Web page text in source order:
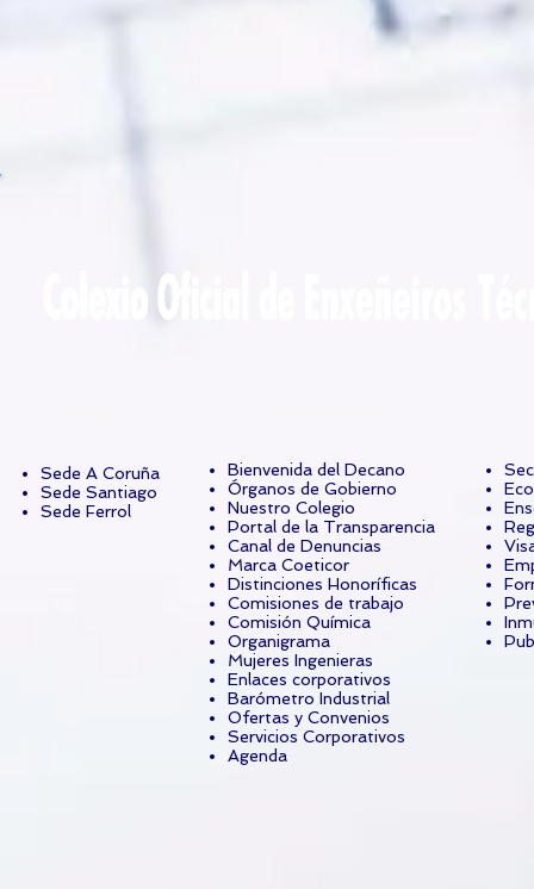
Sede A Coruña
Sede Santiago
Sede Ferrol
Bienvenida del Decano
Órganos de Gobierno
Nuestro Colegio
Portal de la Transparencia
Canal de Denuncias
Marca Coeticor
Distinciones Honoríficas
Comisiones de trabajo
Comisión Química
Organigrama
Mujeres Ingenieras
Enlaces corporativos
Barómetro Industrial
Ofertas y Convenios
Servicios Corporativos
Agenda